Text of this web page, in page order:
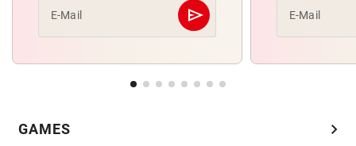
E-Mail send
Abschicken E-Mail
GAMES chevron_right